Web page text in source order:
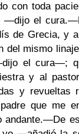
con toda
—dijo el cura.
de Grecia, y
del mismo
el cura—;
y al
y revueltas
que me
andante.—De